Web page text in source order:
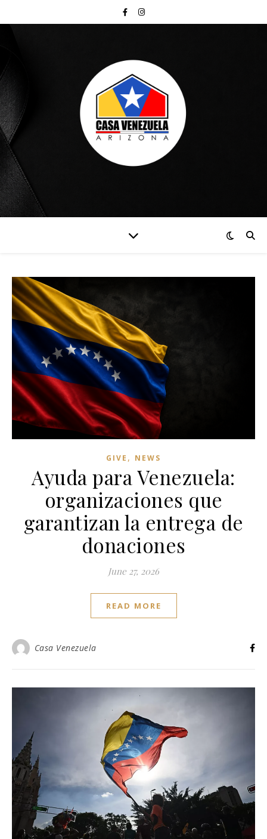
GIVE , NEWS
Ayuda para Venezuela:
organizaciones que
garantizan la entrega de
donaciones
June 27, 2026
READ MORE
Casa Venezuela